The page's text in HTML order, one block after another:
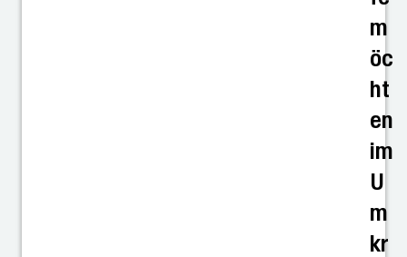
m
öc
ht
en
im
U
m
kr